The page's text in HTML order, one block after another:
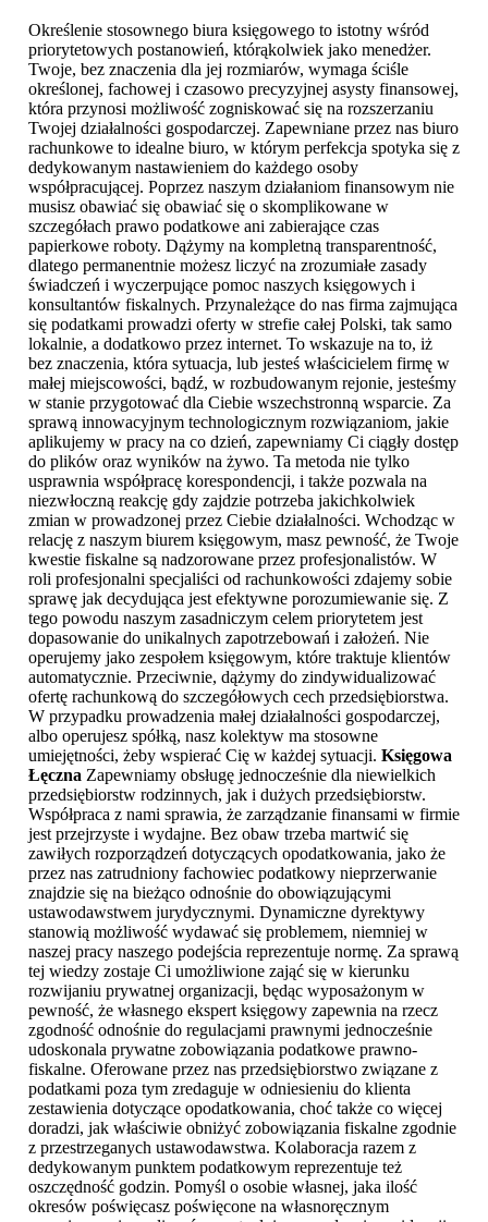
Określenie stosownego biura księgowego to istotny wśród
priorytetowych postanowień, którąkolwiek jako menedżer.
Twoje, bez znaczenia dla jej rozmiarów, wymaga ściśle
określonej, fachowej i czasowo precyzyjnej asysty finansowej,
która przynosi możliwość zogniskować się na rozszerzaniu
Twojej działalności gospodarczej. Zapewniane przez nas biuro
rachunkowe to idealne biuro, w którym perfekcja spotyka się z
dedykowanym nastawieniem do każdego osoby
współpracującej. Poprzez naszym działaniom finansowym nie
musisz obawiać się obawiać się o skomplikowane w
szczegółach prawo podatkowe ani zabierające czas
papierkowe roboty. Dążymy na kompletną transparentność,
dlatego permanentnie możesz liczyć na zrozumiałe zasady
świadczeń i wyczerpujące pomoc naszych księgowych i
konsultantów fiskalnych. Przynależące do nas firma zajmująca
się podatkami prowadzi oferty w strefie całej Polski, tak samo
lokalnie, a dodatkowo przez internet. To wskazuje na to, iż
bez znaczenia, która sytuacja, lub jesteś właścicielem firmę w
małej miejscowości, bądź, w rozbudowanym rejonie, jesteśmy
w stanie przygotować dla Ciebie wszechstronną wsparcie. Za
sprawą innowacyjnym technologicznym rozwiązaniom, jakie
aplikujemy w pracy na co dzień, zapewniamy Ci ciągły dostęp
do plików oraz wyników na żywo. Ta metoda nie tylko
usprawnia współpracę korespondencji, i także pozwala na
niezwłoczną reakcję gdy zajdzie potrzeba jakichkolwiek
zmian w prowadzonej przez Ciebie działalności. Wchodząc w
relację z naszym biurem księgowym, masz pewność, że Twoje
kwestie fiskalne są nadzorowane przez profesjonalistów. W
roli profesjonalni specjaliści od rachunkowości zdajemy sobie
sprawę jak decydująca jest efektywne porozumiewanie się. Z
tego powodu naszym zasadniczym celem priorytetem jest
dopasowanie do unikalnych zapotrzebowań i założeń. Nie
operujemy jako zespołem księgowym, które traktuje klientów
automatycznie. Przeciwnie, dążymy do zindywidualizować
ofertę rachunkową do szczegółowych cech przedsiębiorstwa.
W przypadku prowadzenia małej działalności gospodarczej,
albo operujesz spółką, nasz kolektyw ma stosowne
umiejętności, żeby wspierać Cię w każdej sytuacji. Księgowa
Łęczna Zapewniamy obsługę jednocześnie dla niewielkich
przedsiębiorstw rodzinnych, jak i dużych przedsiębiorstw.
Współpraca z nami sprawia, że zarządzanie finansami w firmie
jest przejrzyste i wydajne. Bez obaw trzeba martwić się
zawiłych rozporządzeń dotyczących opodatkowania, jako że
przez nas zatrudniony fachowiec podatkowy nieprzerwanie
znajdzie się na bieżąco odnośnie do obowiązującymi
ustawodawstwem jurydycznymi. Dynamiczne dyrektywy
stanowią możliwość wydawać się problemem, niemniej w
naszej pracy naszego podejścia reprezentuje normę. Za sprawą
tej wiedzy zostaje Ci umożliwione zająć się w kierunku
rozwijaniu prywatnej organizacji, będąc wyposażonym w
pewność, że własnego ekspert księgowy zapewnia na rzecz
zgodność odnośnie do regulacjami prawnymi jednocześnie
udoskonala prywatne zobowiązania podatkowe prawno-
fiskalne. Oferowane przez nas przedsiębiorstwo związane z
podatkami poza tym zredaguje w odniesieniu do klienta
zestawienia dotyczące opodatkowania, choć także co więcej
doradzi, jak właściwie obniżyć zobowiązania fiskalne zgodnie
z przestrzeganych ustawodawstwa. Kolaboracja razem z
dedykowanym punktem podatkowym reprezentuje też
oszczędność godzin. Pomyśl o osobie własnej, jaka ilość
okresów poświęcasz poświęcone na własnoręcznym